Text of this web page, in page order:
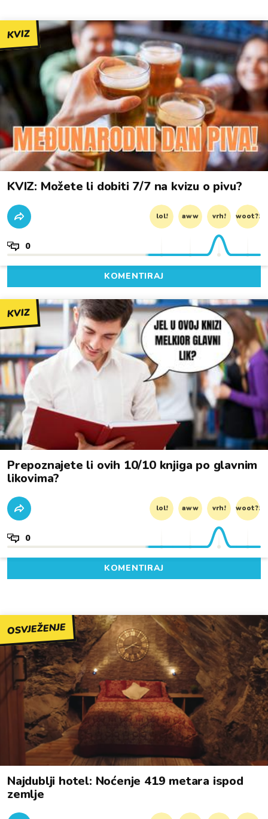
KVIZ
KVIZ: Možete li dobiti 7/7 na kvizu o pivu?
lol! aww vrh! woot?!
0
KOMENTIRAJ
KVIZ
Prepoznajete li ovih 10/10 knjiga po glavnim
likovima?
lol! aww vrh! woot?!
0
KOMENTIRAJ
OSVJEŽENJE
Najdublji hotel: Noćenje 419 metara ispod
zemlje